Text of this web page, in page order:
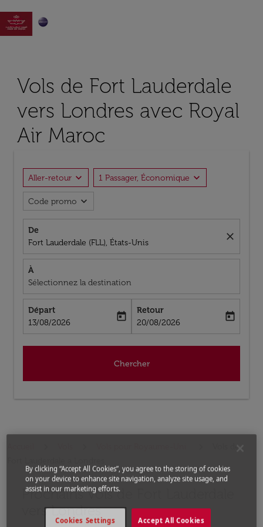

Vols de Fort Lauderdale
vers Londres avec Royal
Air Maroc
Aller-retour expand_more 1 Passager, Économique expand_more
Code promo expand_more
De
Fort Lauderdale (FLL), États-Unis
close
À
Sélectionnez la destination
Départ
fc-booking-departure-date-aria-label
13/08/2026
today
Retour
fc-booking-return-date-aria-label
20/08/2026
today
Chercher
Vols de
Prochains Vols de Fort Lauderdale
vers Londres
Aucun tarif trouvé pour les options populaires
By clicking “Accept All Cookies”, you agree to the storing of cookies
on your device to enhance site navigation, analyze site usage, and
assist in our marketing efforts.
Accept All Cookies
Cookies Settings